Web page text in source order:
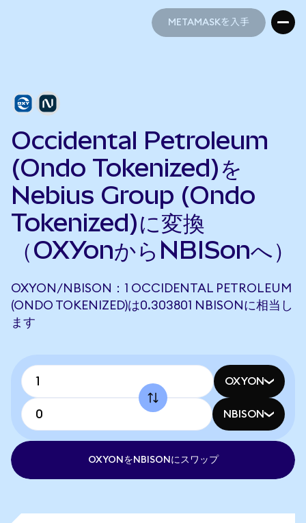
METAMASKを入手
Occidental Petroleum
(Ondo Tokenized)を
Nebius Group (Ondo
Tokenized)に変換
（OXYonからNBISonへ）
OXYON/NBISON：1 OCCIDENTAL PETROLEUM
(ONDO TOKENIZED)は0.303801 NBISONに相当し
ます
OXYON
NBISON
OXYONをNBISONにスワップ